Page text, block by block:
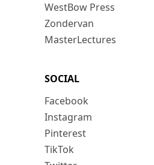
WestBow Press
Zondervan
MasterLectures
SOCIAL
Facebook
Instagram
Pinterest
TikTok